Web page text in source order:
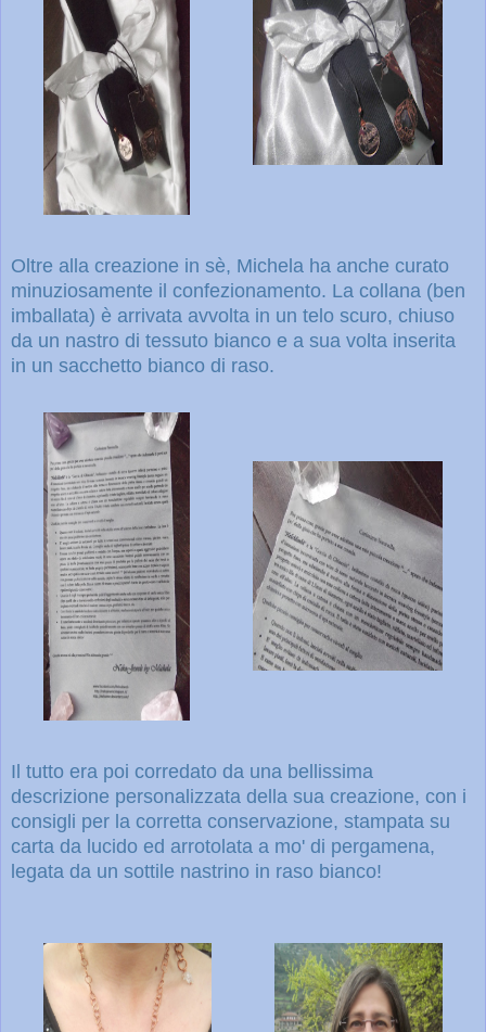
Oltre alla creazione in sè, Michela ha anche curato
minuziosamente il confezionamento. La collana (ben
imballata) è arrivata avvolta in un telo scuro, chiuso
da un nastro di tessuto bianco e a sua volta inserita
in un sacchetto bianco di raso.
Il tutto era poi corredato da una bellissima
descrizione personalizzata della sua creazione, con i
consigli per la corretta conservazione, stampata su
carta da lucido ed arrotolata a mo' di pergamena,
legata da un sottile nastrino in raso bianco!